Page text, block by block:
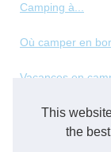
This
the
Camping à...
Où camper en
Vacances en
Les meilleurs
Panorama des